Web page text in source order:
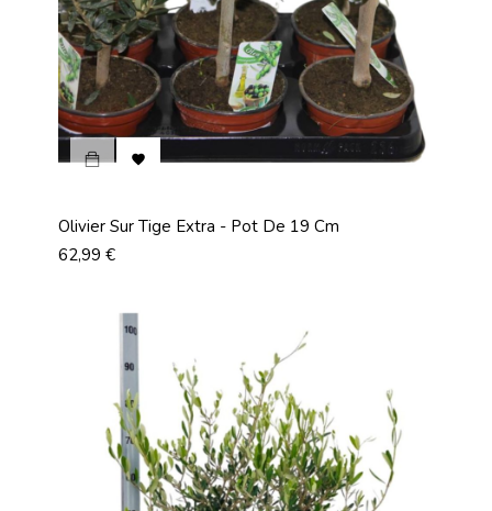

Olivier Sur Tige Extra - Pot De 19 Cm
Prix
62,99 €